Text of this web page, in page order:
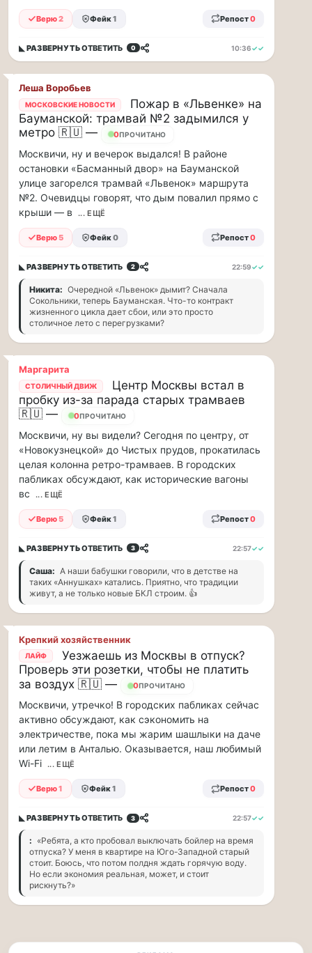
по...
Москвичи,
привет!
Пока
мы
тут
в
столице
обсуждаем…
Москвичи,
привет!
Пока
мы
тут
столице
обсуждаем
новые
тарифы,
электробусы
и
дефицит
курьеров,
в
регионах
коммунальщики
нашли
свой
«гениальный»
способ
решать
проблемы
с
кадрами...
Я
считаю,
что
тепрь
нам
должны
заправщики
чаевые…
Я
считаю,
что
тепрь
нам
должны
чаевые
давать,
потому,
с
такими
ценами
и
очередь
Верю2 Фейк1 Репост0
◣ РАЗВЕРНУТЬОТВЕТИТЬ 0 10:36✓✓
Леша Воробьев
МОСКОВСКИЕ НОВОСТИ
Пожар в «Львенке» на
Бауманской: трамвай №2 задымился у
метро 🇷🇺 —
0ПРОЧИТАНО
Москвичи, ну и вечерок выдался! В районе
остановки «Басманный двор» на Бауманской
улице загорелся трамвай «Львенок» маршрута
№2. Очевидцы говорят, что дым повалил прямо с
крыши — в
... ЕЩЁ
Верю 5 Фейк0 Репост0
◣ РАЗВЕРНУТЬОТВЕТИТЬ 2 22:59✓✓
Никита: Очередной «Львенок» дымит? Сначала
Сокольники, теперь Бауманская. Что-то контракт
жизненного цикла дает сбои, или это просто
столичное лето с перегрузками?
Маргарита
СТОЛИЧНЫЙ ДВИЖ
Центр Москвы встал в
пробку из-за парада старых трамваев
🇷🇺 —
0ПРОЧИТАНО
Москвичи, ну вы видели? Сегодня по центру, от
«Новокузнецкой» до Чистых прудов, прокатилась
целая колонна ретро-трамваев. В городских
пабликах обсуждают, как исторические вагоны
вс
... ЕЩЁ
Верю 5 Фейк1 Репост0
◣ РАЗВЕРНУТЬОТВЕТИТЬ 3 22:57✓✓
Саша: А наши бабушки говорили, что в детстве на
таких «Аннушках» катались. Приятно, что традиции
живут, а не только новые БКЛ строим. 👍
Крепкий хозяйственник
ЛАЙФ
Уезжаешь из Москвы в отпуск?
Проверь эти розетки, чтобы не платить
за воздух 🇷🇺 —
0ПРОЧИТАНО
Москвичи, утречко! В городских пабликах сейчас
активно обсуждают, как сэкономить на
электричестве, пока мы жарим шашлыки на даче
или летим в Анталью. Оказывается, наш любимый
Wi-Fi ... ЕЩЁ
Верю1 Фейк1 Репост0
◣ РАЗВЕРНУТЬОТВЕТИТЬ 3 22:57✓✓
: «Ребята, а кто пробовал выключать бойлер на время
отпуска? У меня в квартире на Юго-Западной старый
стоит. Боюсь, что потом полдня ждать горячую воду.
Но если экономия реальная, может, и стоит
рискнуть?»